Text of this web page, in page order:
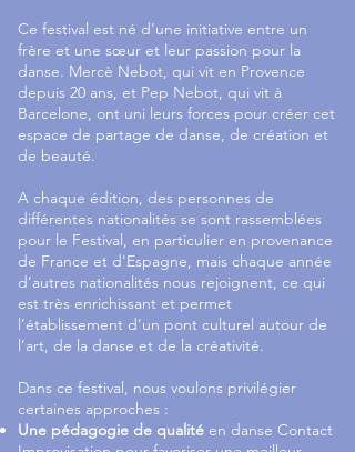
Ce festival est né d'une initiative entre un
frère et une sœur et leur passion pour la
danse. Mercè Nebot, qui vit en Provence
depuis 20 ans, et Pep Nebot, qui vit à
Barcelone, ont uni leurs forces pour créer cet
espace de partage de danse, de création et
de beauté.
A chaque édition, des personnes de
différentes nationalités se sont rassemblées
pour le Festival, en particulier en provenance
de France et d'Espagne, mais chaque année
d’autres nationalités nous rejoignent, ce qui
est très enrichissant et permet
l’établissement d’un pont culturel autour de
l’art, de la danse et de la créativité.
Dans ce festival, nous voulons privilégier
certaines approches :
Une pédagogie de qualité en danse Contact